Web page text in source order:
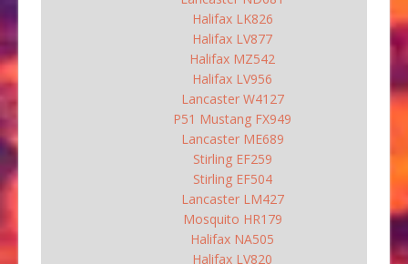
Halifax LK826
Halifax LV877
Halifax MZ542
Halifax LV956
Lancaster W4127
P51 Mustang FX949
Lancaster ME689
Stirling EF259
Stirling EF504
Lancaster LM427
Mosquito HR179
Halifax NA505
Halifax LV820